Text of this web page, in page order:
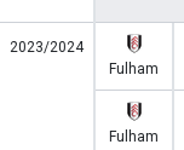
2023/2024
Fulham
Fulham